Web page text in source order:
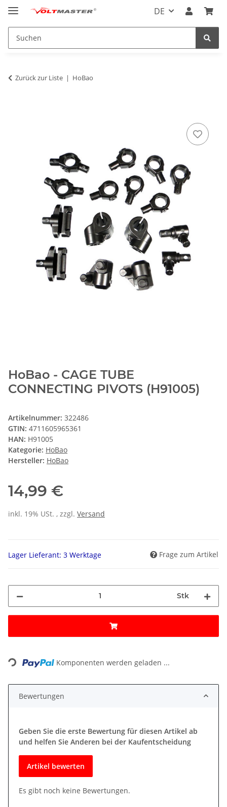
DE
Zurück zur Liste HoBao
HoBao - CAGE TUBE
CONNECTING PIVOTS (H91005)
Artikelnummer: 322486
GTIN: 4711605965361
HAN: H91005
Kategorie: HoBao
Hersteller: HoBao
14,99 €
inkl. 19% USt. , zzgl. Versand
Lager Lieferant: 3 Werktage Frage zum Artikel
Stk
Komponenten werden geladen ...
Bewertungen
Geben Sie die erste Bewertung für diesen Artikel ab
und helfen Sie Anderen bei der Kaufentscheidung
Artikel bewerten
Es gibt noch keine Bewertungen.